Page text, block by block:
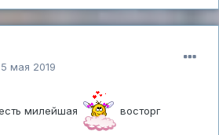
5 мая 2019
милейшая восторг